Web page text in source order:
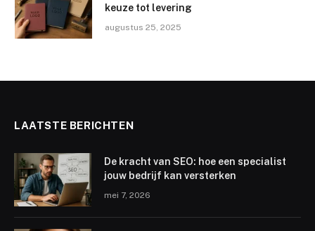
keuze tot levering
augustus 25, 2025
LAATSTE BERICHTEN
De kracht van SEO: hoe een specialist
jouw bedrijf kan versterken
mei 7, 2026